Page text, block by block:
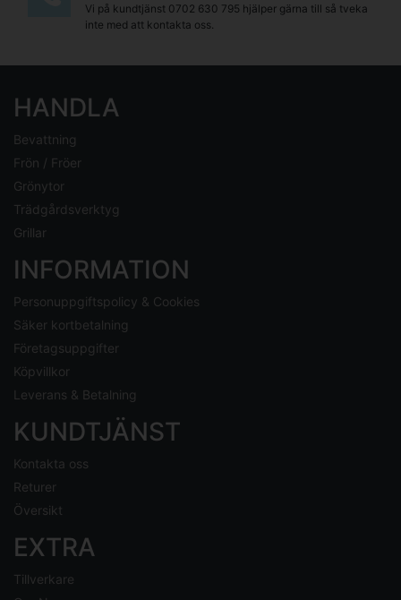
Vi på kundtjänst 0702 630 795 hjälper gärna till så tveka
inte med att kontakta oss.
HANDLA
Bevattning
Frön / Fröer
Grönytor
Trädgårdsverktyg
Grillar
INFORMATION
Personuppgiftspolicy & Cookies
Säker kortbetalning
Företagsuppgifter
Köpvillkor
Leverans & Betalning
KUNDTJÄNST
Kontakta oss
Returer
Översikt
EXTRA
Tillverkare